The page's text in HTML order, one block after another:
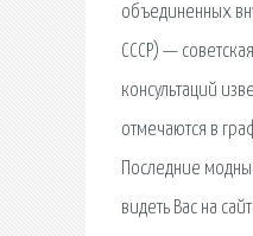
объединенных
СССР) —
консультаций
отмечаются в
Последние
видеть Вас на